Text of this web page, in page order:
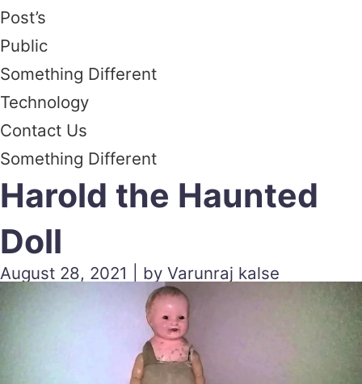
Post’s
Public
Something Different
Technology
Contact Us
Something Different
Harold the Haunted
Doll
August 28, 2021 | by Varunraj kalse